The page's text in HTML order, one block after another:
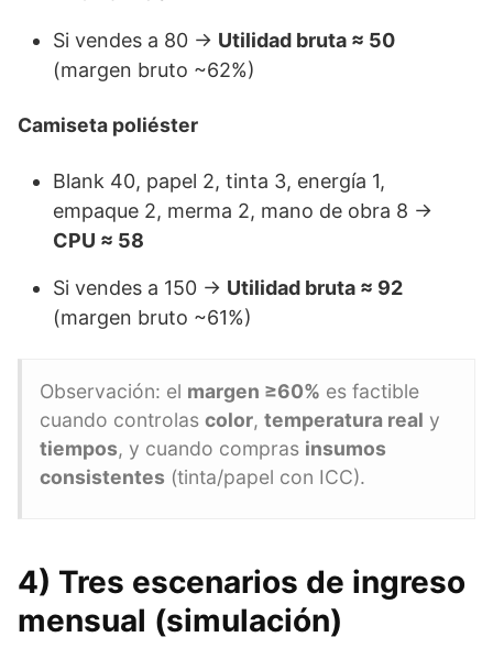
Si vendes a 80 → Utilidad bruta ≈ 50
(margen bruto ~62%)
Camiseta poliéster
Blank 40, papel 2, tinta 3, energía 1,
empaque 2, merma 2, mano de obra 8 →
CPU ≈ 58
Si vendes a 150 → Utilidad bruta ≈ 92
(margen bruto ~61%)
Observación: el margen ≥60% es factible
cuando controlas color, temperatura real y
tiempos, y cuando compras insumos
consistentes (tinta/papel con ICC).
4) Tres escenarios de ingreso
mensual (simulación)